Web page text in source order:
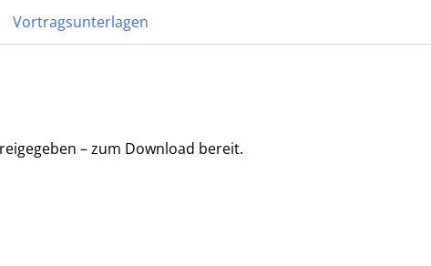
Vortragsunterlagen
– zum Download bereit.